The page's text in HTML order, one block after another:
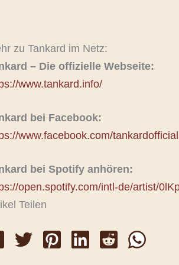
zu Tankard im Netz:
– Die offizielle Webseite:
www.tankard.info/
bei Facebook:
www.facebook.com/tankardofficial
bei Spotify anhören:
open.spotify.com/intl-de/artist/
Teilen